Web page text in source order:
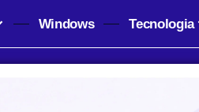
Windows Tecnologia